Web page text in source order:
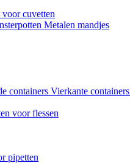
cuvetten
Metalen mandjes
containers Vierkante containers
voor flessen
pipetten